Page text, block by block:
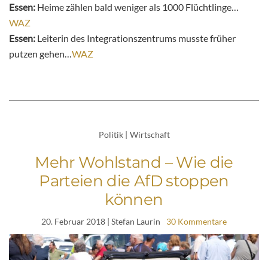
Essen: Heime zählen bald weniger als 1000 Flüchtlinge…
WAZ
Essen: Leiterin des Integrationszentrums musste früher
putzen gehen…WAZ
Politik | Wirtschaft
Mehr Wohlstand – Wie die
Parteien die AfD stoppen
können
20. Februar 2018 | Stefan Laurin 30 Kommentare